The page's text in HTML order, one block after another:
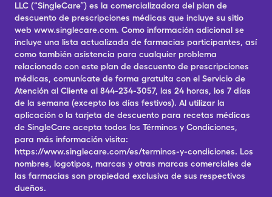
LLC (“SingleCare”) es la comercializadora del plan de
descuento de prescripciones médicas que incluye su sitio
web www.singlecare.com. Como información adicional se
incluye una lista actualizada de farmacias participantes, así
como también asistencia para cualquier problema
relacionado con este plan de descuento de prescripciones
médicas, comunícate de forma gratuita con el Servicio de
Atención al Cliente al 844-234-3057, las 24 horas, los 7 días
de la semana (excepto los días festivos). Al utilizar la
aplicación o la tarjeta de descuento para recetas médicas
de SingleCare acepta todos los Términos y Condiciones,
para más información visita:
https://www.singlecare.com/es/terminos-y-condiciones. Los
nombres, logotipos, marcas y otras marcas comerciales de
las farmacias son propiedad exclusiva de sus respectivos
dueños.